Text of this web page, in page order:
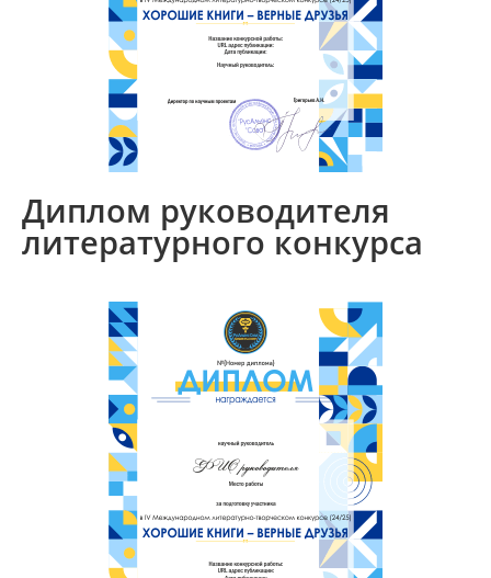
Диплом руководителя
литературного конкурса